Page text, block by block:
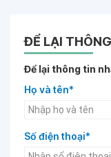
ĐỂ LẠI
Để lại thông tin
Họ và tên*
Số điện thoại*